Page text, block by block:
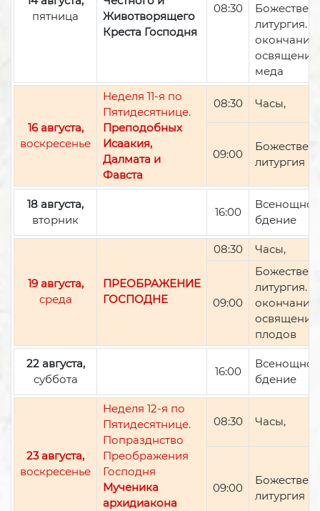
пятница
Животворящего
Креста Господня
08:30
литургия.
окончании
освящение
меда
16 августа,
воскресенье
Неделя 11-я по
Пятидесятнице.
Преподобных
Исаакия,
Далмата и
Фавста
08:30 Часы,
09:00
литургия
18 августа,
вторник
16:00
Всенощное
бдение
19 августа,
среда
ПРЕОБРАЖЕНИЕ
ГОСПОДНЕ
08:30 Часы,
09:00
литургия.
окончании
освящение
плодов
22 августа,
суббота
16:00
Всенощное
бдение
23 августа,
воскресенье
Неделя 12-я по
Пятидесятнице.
Попразднство
Преображения
Господня
Мученика
архидиакона
08:30 Часы,
09:00
литургия